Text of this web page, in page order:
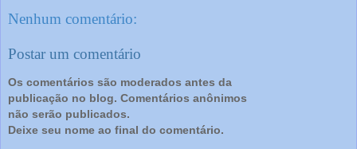
Nenhum comentário:
Postar um comentário
Os comentários são moderados antes da
publicação no blog. Comentários anônimos
não serão publicados.
Deixe seu nome ao final do comentário.